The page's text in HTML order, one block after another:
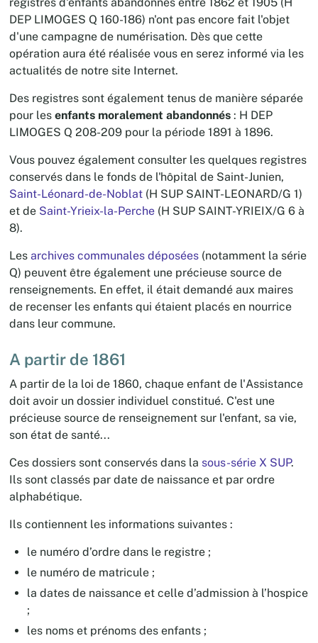
DEP LIMOGES Q 160-186) n'ont pas encore fait l'objet
d'une campagne de numérisation. Dès que cette
opération aura été réalisée vous en serez informé via les
actualités de notre site Internet.
Des registres sont également tenus de manière séparée
pour lesenfants moralement abandonnés : H DEP
LIMOGES Q 208-209 pour la période 1891 à 1896.
Vous pouvez également consulter les quelques registres
conservés dans le fonds de l'hôpital de Saint-Junien,
Saint-Léonard-de-Noblat (H SUP SAINT-LEONARD/G 1)
et de Saint-Yrieix-la-Perche (H SUP SAINT-YRIEIX/G 6 à
8).
Lesarchives communales déposées (notamment la série
Q) peuvent être également une précieuse source de
renseignements. En effet, il était demandé aux maires
de recenser les enfants qui étaient placés en nourrice
dans leur commune.
A partir de 1861
A partir de la loi de 1860, chaque enfant de l'Assistance
doit avoir un dossier individuel constitué. C'est une
précieuse source de renseignement sur l'enfant, sa vie,
son état de santé...
Ces dossiers sont conservés dans la sous-série X SUP.
Ils sont classés par date de naissance et par ordre
alphabétique.
Ils contiennent les informations suivantes :
le numéro d’ordre dans le registre ;
le numéro de matricule ;
la dates de naissance et celle d’admission à l’hospice
;
les noms et prénoms des enfants ;